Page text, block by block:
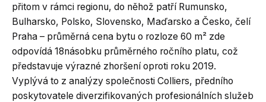
přitom v rámci regionu, do něhož patří Rumunsko,
Bulharsko, Polsko, Slovensko, Maďarsko a Česko, čelí
Praha – průměrná cena bytu o rozloze 60 m² zde
odpovídá 18násobku průměrného ročního platu, což
představuje výrazné zhoršení oproti roku 2019.
Vyplývá to z analýzy společnosti Colliers, předního
poskytovatele diverzifikovaných profesionálních služeb